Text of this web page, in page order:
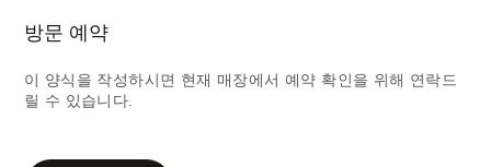
방문 예약
이 양식을 작성하시면 현재 매장에서 예약 확인을 위해 연락드
릴 수 있습니다.